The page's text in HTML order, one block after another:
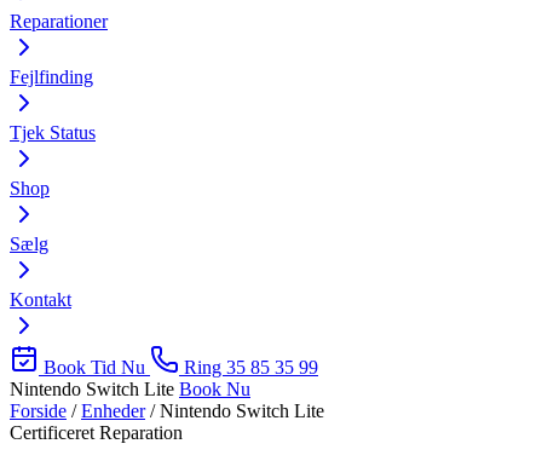
Reparationer
Fejlfinding
Tjek Status
Shop
Sælg
Kontakt
Book Tid Nu
Ring 35 85 35 99
Nintendo Switch Lite Book Nu
Forside / Enheder / Nintendo Switch Lite
Certificeret Reparation